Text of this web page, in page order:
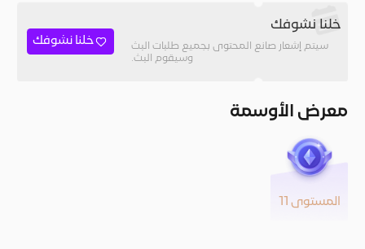
خلنا نشوفك
سيتم إشعار صانع المحتوى بجميع طلبات البث
وسيقوم البث.
خلنا نشوفك
معرض الأوسمة
المستوى 11